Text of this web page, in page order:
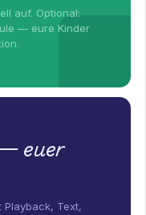
auf. Optional:
— eure Kinder
euer
Playback, Text,